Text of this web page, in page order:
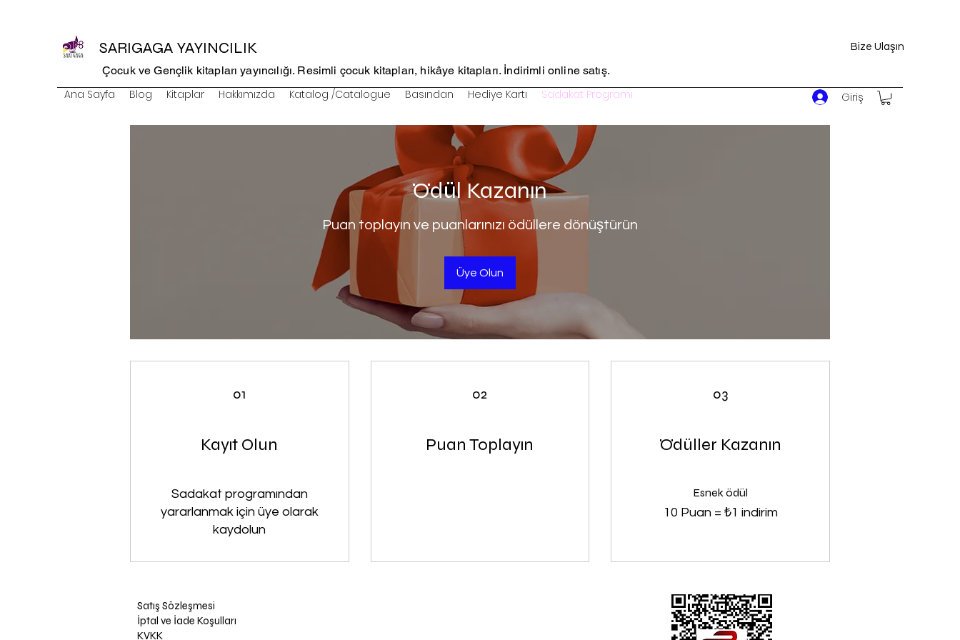
SARIGAGA YAYINCILIK Bize Ulaşın
Çocuk ve Gençlik kitapları yayıncılığı. Resimli çocuk kitapları, hikâye kitapları. İndirimli online satış.
Ana Sayfa Blog Kitaplar Hakkımızda Katalog /Catalogue Basından Hediye Kartı Sadakat Programı Giriş
Ödül Kazanın
Puan toplayın ve puanlarınızı ödüllere dönüştürün
Üye Olun
01
Kayıt Olun
Sadakat programından
yararlanmak için üye olarak
kaydolun
02
Puan Toplayın
03
Ödüller Kazanın
Esnek ödül
10 Puan = ₺1 indirim
Satış Sözleşmesi
İptal ve İade Koşulları
KVKK